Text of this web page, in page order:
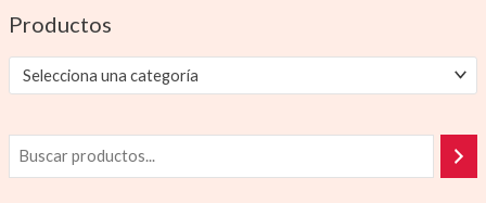
Productos
Selecciona una categoría